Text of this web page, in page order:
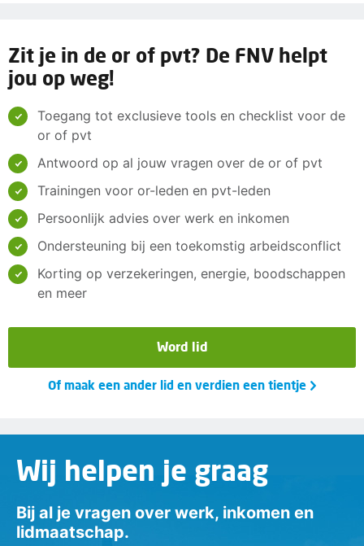
Zit je in de or of pvt? De FNV helpt
jou op weg!
Toegang tot exclusieve tools en checklist voor de
or of pvt
Antwoord op al jouw vragen over de or of pvt
Trainingen voor or-leden en pvt-leden
Persoonlijk advies over werk en inkomen
Ondersteuning bij een toekomstig arbeidsconflict
Korting op verzekeringen, energie, boodschappen
en meer
Word lid
Of maak een ander lid en verdien een tientje
Wij helpen je graag
Bij al je vragen over werk, inkomen en
lidmaatschap.